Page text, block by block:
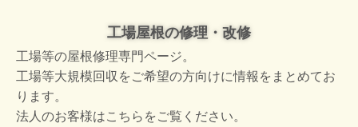
工場屋根の修理・改修
工場等の屋根修理専門ページ。
工場等大規模回収をご希望の方向けに情報をまとめてお
ります。
法人のお客様はこちらをご覧ください。